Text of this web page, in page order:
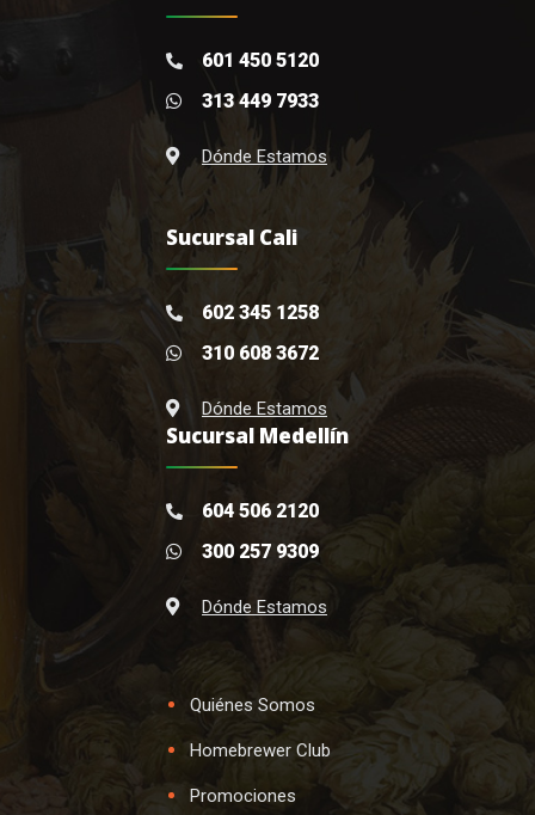
601 450 5120
313 449 7933
Dónde Estamos
Sucursal Cali
602 345 1258
310 608 3672
Dónde Estamos
Sucursal Medellín
604 506 2120
300 257 9309
Dónde Estamos
Quiénes Somos
Homebrewer Club
Promociones